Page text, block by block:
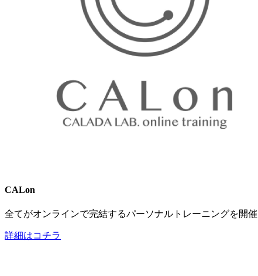
CALon
全てがオンラインで完結するパーソナルトレーニングを開
詳細はコチラ